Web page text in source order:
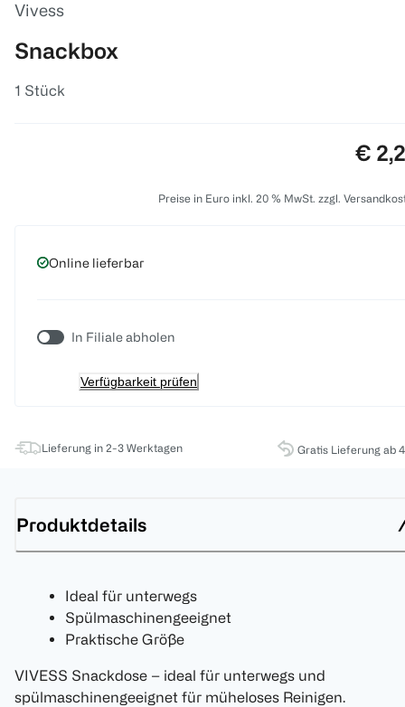
Vivess
Snackbox
1 Stück
€
Preise in Euro inkl. 20 % MwSt. zzgl.
Online lieferbar
In Filiale abholen
Verfügbarkeit prüfen
Lieferung in 2-3 Werktagen Gratis Lieferung ab
Produktdetails
Ideal für unterwegs
Spülmaschinengeeignet
Praktische Größe
VIVESS Snackdose – ideal für unterwegs und
spülmaschinengeeignet für müheloses Reinigen.